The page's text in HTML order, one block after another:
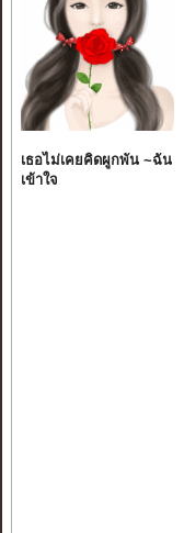
เธอไม่เคยคิดผูกพัน ~ฉัน
เข้าใจ